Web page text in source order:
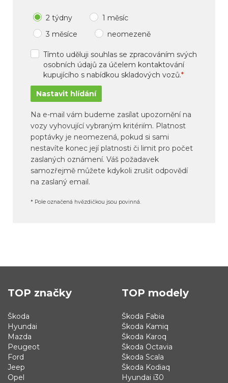
2 týdny
1 měsíc
3 měsíce
neomezeně
Tímto uděluji souhlas se zpracováním svých
osobních údajů za účelem kontaktování
kupujícího s nabídkou skladových vozů.*
Na e-mail vám budeme zasílat upozornění na
vozy vyhovující vybraným kritériím. Platnost
poptávky je neomezená, pokud si sami
nestavíte konec její platnosti či limit pro počet
zaslaných oznámení. Váš požadavek
samozřejmě můžete kdykoli zrušit odpovědí
na zaslaný email.
* Pole označená hvězdičkou jsou povinná.
TOP značky
Škoda
Hyundai
Mazda
Peugeot
Ford
Jeep
Opel
TOP modely
Škoda Fabia
Škoda Kamiq
Škoda Karoq
Škoda Octavia
Škoda Scala
Škoda Kodiaq
Hyundai i30